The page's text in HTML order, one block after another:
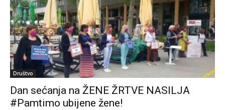
Društvo
Dan sećanja na ŽENE ŽRTVE NASILJA
#Pamtimo ubijene žene!